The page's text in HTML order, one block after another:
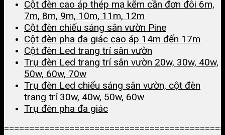
Cột đèn cao áp thép mạ kẽm cần đơn đôi 6m,
7m, 8m, 9m, 10m, 11m, 12m
Cột đèn chiếu sáng sân vườn Pine
Cột đèn pha đa giác cao áp 14m đến 17m
Cột đèn Led trang trí sân vườn
Trụ đèn Led trang trí sân vườn 20w, 30w, 40w,
50w, 60w, 70w
Trụ đèn Led chiếu sáng sân vườn, cột đèn
trang trí 30w, 40w, 50w, 60w
Trụ đèn pha đa giác